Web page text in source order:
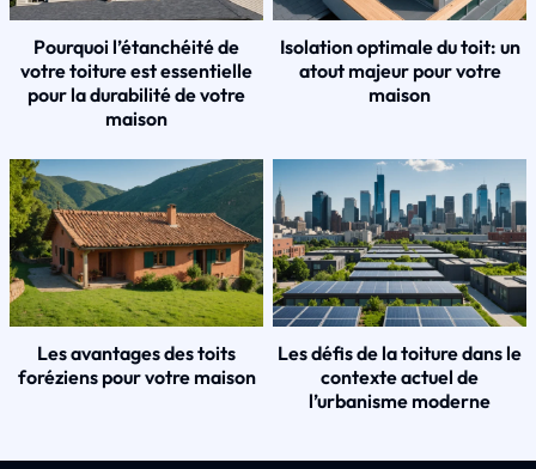
Pourquoi l’étanchéité de
votre toiture est essentielle
pour la durabilité de votre
maison
Isolation optimale du toit: un
atout majeur pour votre
maison
Les avantages des toits
foréziens pour votre maison
Les défis de la toiture dans le
contexte actuel de
l’urbanisme moderne